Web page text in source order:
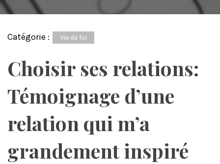
Catégorie : Vie de foi
Choisir ses relations:
Témoignage d’une
relation qui m’a
grandement inspiré